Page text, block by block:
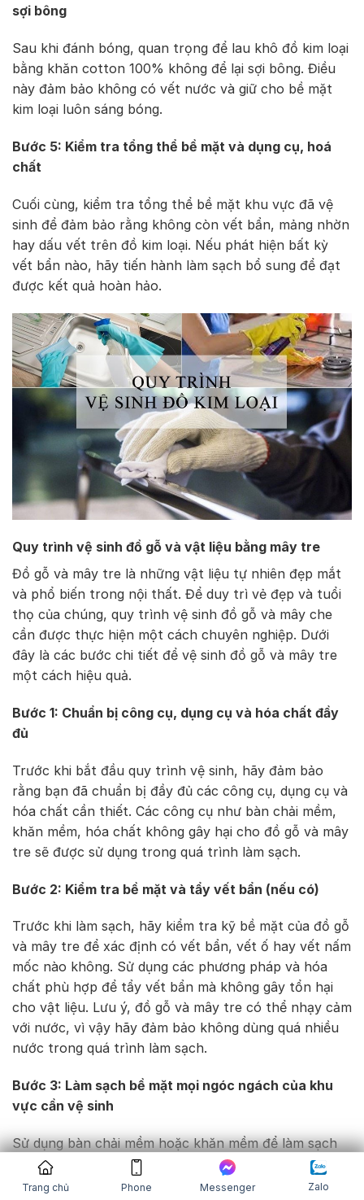
sợi bông
Sau khi đánh bóng, quan trọng để lau khô đồ kim loại
bằng khăn cotton 100% không để lại sợi bông. Điều
này đảm bảo không có vết nước và giữ cho bề mặt
kim loại luôn sáng bóng.
Bước 5: Kiểm tra tổng thể bề mặt và dụng cụ, hoá
chất
Cuối cùng, kiểm tra tổng thể bề mặt khu vực đã vệ
sinh để đảm bảo rằng không còn vết bẩn, mảng nhờn
hay dấu vết trên đồ kim loại. Nếu phát hiện bất kỳ
vết bẩn nào, hãy tiến hành làm sạch bổ sung để đạt
được kết quả hoàn hảo.
Quy trình vệ sinh đồ gỗ và vật liệu bằng mây tre
Đồ gỗ và mây tre là những vật liệu tự nhiên đẹp mắt
và phổ biến trong nội thất. Để duy trì vẻ đẹp và tuổi
thọ của chúng, quy trình vệ sinh đồ gỗ và mây che
cần được thực hiện một cách chuyên nghiệp. Dưới
đây là các bước chi tiết để vệ sinh đồ gỗ và mây tre
một cách hiệu quả.
Bước 1: Chuẩn bị công cụ, dụng cụ và hóa chất đầy
đủ
Trước khi bắt đầu quy trình vệ sinh, hãy đảm bảo
rằng bạn đã chuẩn bị đầy đủ các công cụ, dụng cụ và
hóa chất cần thiết. Các công cụ như bàn chải mềm,
khăn mềm, hóa chất không gây hại cho đồ gỗ và mây
tre sẽ được sử dụng trong quá trình làm sạch.
Bước 2: Kiểm tra bề mặt và tẩy vết bẩn (nếu có)
Trước khi làm sạch, hãy kiểm tra kỹ bề mặt của đồ gỗ
và mây tre để xác định có vết bẩn, vết ố hay vết nấm
mốc nào không. Sử dụng các phương pháp và hóa
chất phù hợp để tẩy vết bẩn mà không gây tổn hại
cho vật liệu. Lưu ý, đồ gỗ và mây tre có thể nhạy cảm
với nước, vì vậy hãy đảm bảo không dùng quá nhiều
nước trong quá trình làm sạch.
Bước 3: Làm sạch bề mặt mọi ngóc ngách của khu
vực cần vệ sinh
Sử dụng bàn chải mềm hoặc khăn mềm để làm sạch
mọi ngóc ngách của đồ gỗ và mây tre. Vệ sinh kỹ các
kẽ hở, rãnh nối, và các vị trí khó tiếp cận khác. Đảm
Trang chủ Phone Messenger Zalo